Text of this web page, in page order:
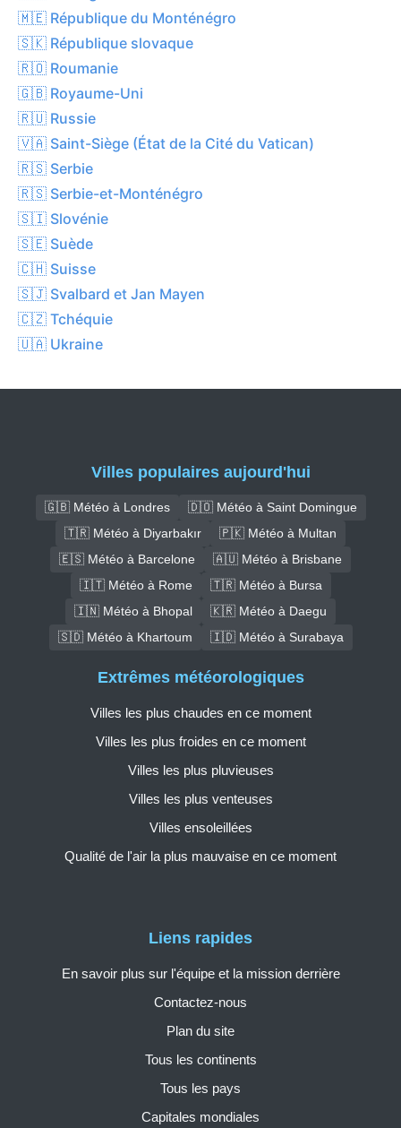
🇲🇪 République du Monténégro
🇸🇰 République slovaque
🇷🇴 Roumanie
🇬🇧 Royaume-Uni
🇷🇺 Russie
🇻🇦 Saint-Siège (État de la Cité du Vatican)
🇷🇸 Serbie
🇷🇸 Serbie-et-Monténégro
🇸🇮 Slovénie
🇸🇪 Suède
🇨🇭 Suisse
🇸🇯 Svalbard et Jan Mayen
🇨🇿 Tchéquie
🇺🇦 Ukraine
Villes populaires aujourd'hui
🇬🇧 Météo à Londres
🇩🇴 Météo à Saint Domingue
🇹🇷 Météo à Diyarbakır
🇵🇰 Météo à Multan
🇪🇸 Météo à Barcelone
🇦🇺 Météo à Brisbane
🇮🇹 Météo à Rome
🇹🇷 Météo à Bursa
🇮🇳 Météo à Bhopal
🇰🇷 Météo à Daegu
🇸🇩 Météo à Khartoum
🇮🇩 Météo à Surabaya
Liens rapides
En savoir plus sur l'équipe et la mission derrière
Contactez-nous
Plan du site
Tous les continents
Tous les pays
Capitales mondiales
Extrêmes météorologiques
Villes les plus chaudes en ce moment
Villes les plus froides en ce moment
Villes les plus pluvieuses
Villes les plus venteuses
Villes ensoleillées
Qualité de l'air la plus mauvaise en ce moment